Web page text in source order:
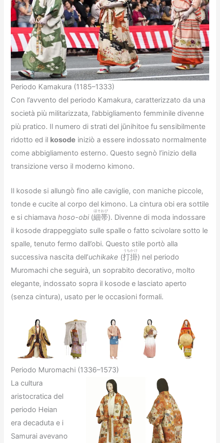
Periodo Kamakura (1185–1333)
Con l’avvento del periodo Kamakura, caratterizzato da una
società più militarizzata, l’abbigliamento femminile divenne
più pratico. Il numero di strati del jūnihitoe fu sensibilmente
ridotto ed il kosode iniziò a essere indossato normalmente
come abbigliamento esterno. Questo segnò l’inizio della
transizione verso il moderno kimono.
Il kosode si allungò fino alle caviglie, con maniche piccole,
tonde e cucite al corpo del kimono. La cintura obi era sottile
e si chiamavahoso-obi(細帯
ほそおび
). Divenne di moda indossare
il kosode drappeggiato sulle spalle o fatto scivolare sotto le
spalle, tenuto fermo dall’obi. Questo stile portò alla
successiva nascita dell’uchikake (打掛
うちかけ
) nel periodo
Muromachi che seguirà, un soprabito decorativo, molto
elegante, indossato sopra il kosode e lasciato aperto
(senza cintura), usato per le occasioni formali.
Periodo Muromachi (1336–1573)
La cultura
aristocratica del
periodo Heian
era decaduta e i
Samurai avevano